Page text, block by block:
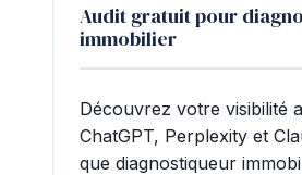
Audit gratuit pour
immobilier
Découvrez votre visibilité
ChatGPT, Perplexity et
que diagnostiqueur